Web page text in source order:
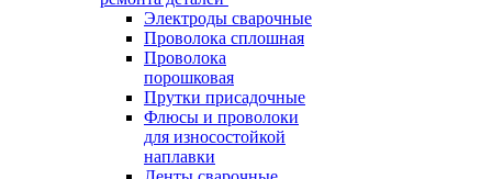
Электроды сварочные
Проволока сплошная
Проволока
порошковая
Прутки присадочные
Флюсы и проволоки
для износостойкой
наплавки